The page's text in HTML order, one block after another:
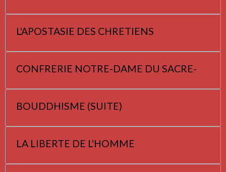
L'APOSTASIE DES CHRETIENS
CONFRERIE NOTRE-DAME DU SACRE-
BOUDDHISME (SUITE)
LA LIBERTE DE L'HOMME